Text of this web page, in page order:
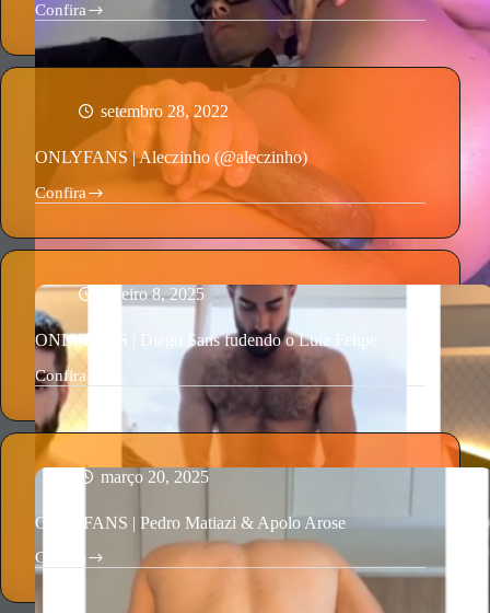
Confira
ONLYFANS
Fabian
Divani
Brinquedos
setembro 28, 2022
ONLYFANS | Aleczinho (@aleczinho)
Confira
ONLYFANS
Aleczinho
(@aleczinho)
janeiro 8, 2025
ONLYFANS | Diego Sans fudendo o Luiz Felipe
Confira
ONLYFANS
Diego
Sans
fudendo
o
Felipe
março 20, 2025
ONLYFANS | Pedro Matiazi & Apolo Arose
Confira
ONLYFANS
Pedro